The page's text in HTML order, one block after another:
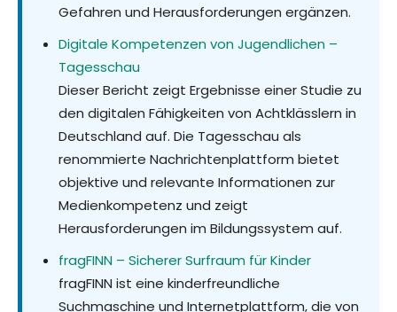
Gefahren und Herausforderungen ergänzen.
Digitale Kompetenzen von Jugendlichen –
Tagesschau
Dieser Bericht zeigt Ergebnisse einer Studie zu
den digitalen Fähigkeiten von Achtklässlern in
Deutschland auf. Die Tagesschau als
renommierte Nachrichtenplattform bietet
objektive und relevante Informationen zur
Medienkompetenz und zeigt
Herausforderungen im Bildungssystem auf.
fragFINN – Sicherer Surfraum für Kinder
fragFINN ist eine kinderfreundliche
Suchmaschine und Internetplattform, die von